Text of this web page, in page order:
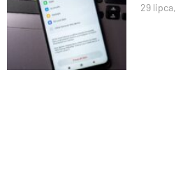
29